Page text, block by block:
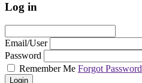
Log in
Email/User
Password
Remember Me Forgot Password
Login